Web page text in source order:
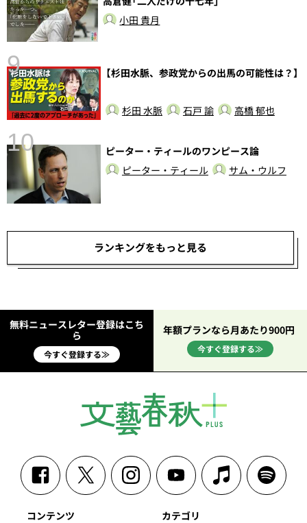
小田 貴月
9 【杉田水脈、参政党からの出馬の可能性は？】
杉田 水脈 石戸 諭 高橋 郁也
10
ピーター・ティールのワンピース論
ピーター・ティール
サム・ウルフ
ランキングをもっと見る
無料ニュースレター登録はこち
ら
今すぐ登録する≫
年額プランなら月あたり900円
今すぐ登録する≫
コンテンツ カテゴリ